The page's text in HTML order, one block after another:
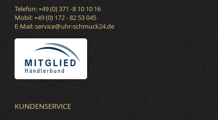
Telefon: +49 (0) 371 -8 10 10 16
Mobil: +49 (0) 172 - 82 53 045
E-Mail:service@uhr-schmuck24.de
KUNDENSERVICE